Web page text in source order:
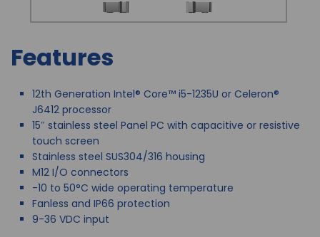
Features
12th Generation Intel® Core™ i5-1235U or Celeron®
J6412 processor
15″ stainless steel Panel PC with capacitive or resistive
touch screen
Stainless steel SUS304/316 housing
M12 I/O connectors
-10 to 50°C wide operating temperature
Fanless and IP66 protection
9-36 VDC input